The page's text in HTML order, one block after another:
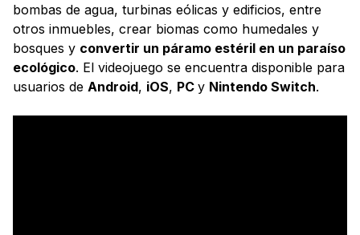
bombas de agua, turbinas eólicas y edificios, entre
otros inmuebles, crear biomas como humedales y
bosques y convertir un páramo estéril en un paraíso
ecológico. El videojuego se encuentra disponible para
usuarios de Android, iOS, PC y Nintendo Switch.